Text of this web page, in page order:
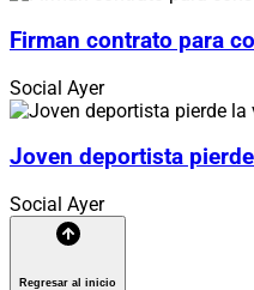
Firman contrato para
Social Ayer
Joven deportista
Social Ayer
Regresar al inicio